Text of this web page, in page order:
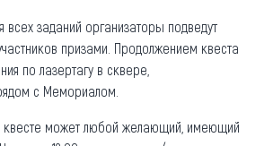
всех заданий организаторы подведут
призами. Продолжением квеста
по лазертагу в сквере,
с Мемориалом.
квесте может любой желающий, имеющий